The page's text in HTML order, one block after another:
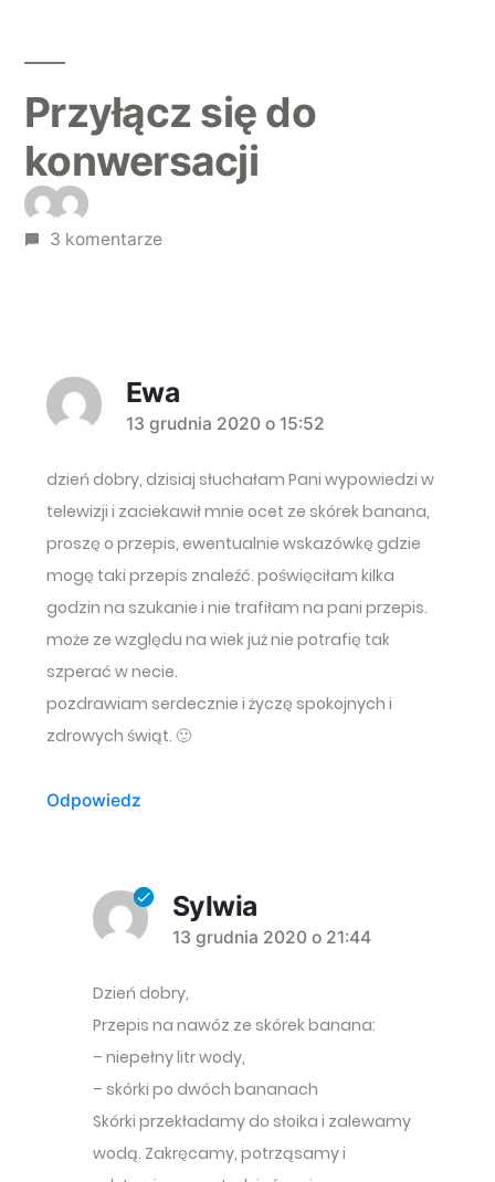
Przyłącz się do
konwersacji
3 komentarze
Ewa
komentarz:
13 grudnia 2020 o 15:52
dzień dobry, dzisiaj słuchałam Pani wypowiedzi w
telewizji i zaciekawił mnie ocet ze skórek banana,
proszę o przepis, ewentualnie wskazówkę gdzie
mogę taki przepis znaleźć. poświęciłam kilka
godzin na szukanie i nie trafiłam na pani przepis.
może ze względu na wiek już nie potrafię tak
szperać w necie.
pozdrawiam serdecznie i życzę spokojnych i
zdrowych świąt. 🙂
Odpowiedz
Sylwia
komentarz:
13 grudnia 2020 o 21:44
Dzień dobry,
Przepis na nawóz ze skórek banana:
– niepełny litr wody,
– skórki po dwóch bananach
Skórki przekładamy do słoika i zalewamy
wodą. Zakręcamy, potrząsamy i